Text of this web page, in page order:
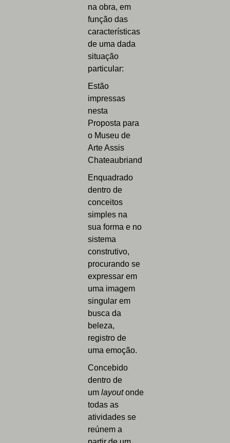
na obra, em
função das
características
de uma dada
situação
particular:
Estão
impressas
nesta
Proposta para
o Museu de
Arte Assis
Chateaubriand
Enquadrado
dentro de
conceitos
simples na
sua forma e no
sistema
construtivo,
procurando se
expressar em
uma imagem
singular em
busca da
beleza,
registro de
uma emoção.
Concebido
dentro de
um layoutonde
todas as
atividades se
reúnem a